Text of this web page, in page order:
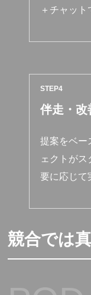
＋チャット
STEP
伴走・改
提案をベー
ェクトが
要に応じて
競合では